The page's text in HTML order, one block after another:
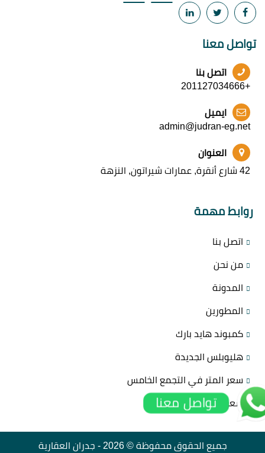
تواصل معنا
اتصل بنا
+201127034666
ايميل
admin@judran-eg.net
العنوان
42 شارع أنقرة, عمارات شيراتون, النزهة
روابط مهمة
اتصل بنا
من نحن
المدونة
المطورين
كمبوند هايد بارك
هليوبلس الجديدة
سعر المتر في التجمع الخامس
سعر المتر في العاصمة
جميع الحقوق محفوظة © 2026 - جدران العقارية
تواصل معنا